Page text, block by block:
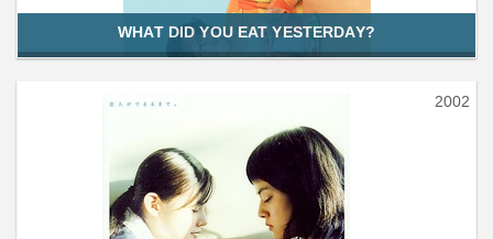
WHAT DID YOU EAT YESTERDAY?
2002